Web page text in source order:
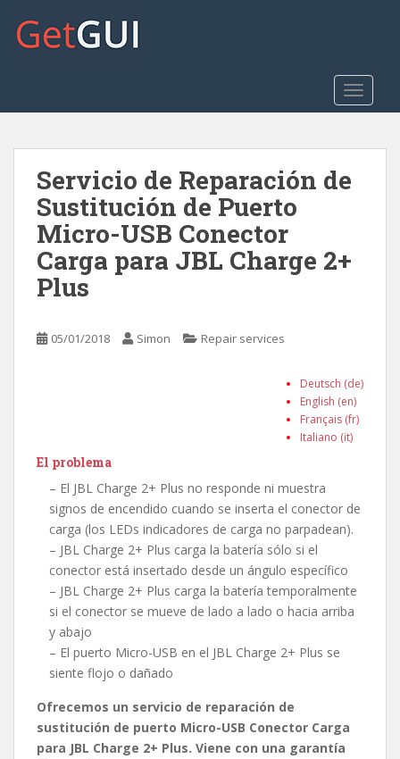
o
Servicio de Reparación de
Sustitución de Puerto
Micro-USB Conector
Carga para JBL Charge 2+
Plus
05/01/2018 Simon Repair services
Deutsch (de)
English (en)
Français (fr)
Italiano (it)
El problema
– El JBL Charge 2+ Plus no responde ni muestra
signos de encendido cuando se inserta el conector de
carga (los LEDs indicadores de carga no parpadean).
– JBL Charge 2+ Plus carga la batería sólo si el
conector está insertado desde un ángulo específico
– JBL Charge 2+ Plus carga la batería temporalmente
si el conector se mueve de lado a lado o hacia arriba
y abajo
– El puerto Micro-USB en el JBL Charge 2+ Plus se
siente flojo o dañado
Ofrecemos un servicio de reparación de
sustitución de puerto Micro-USB Conector Carga
para JBL Charge 2+ Plus. Viene con una garantía